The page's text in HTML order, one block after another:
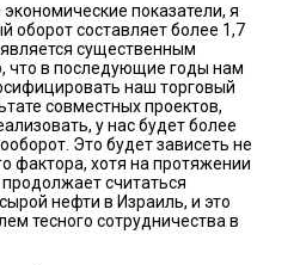
показатели, я
оборот составляет более 1,7
существенным
что в последующие годы нам
наш торговый
совместных проектов,
у нас будет более
Это будет зависеть не
фактора, хотя на протяжении
считаться
нефти в Израиль, и это
тесного сотрудничества в